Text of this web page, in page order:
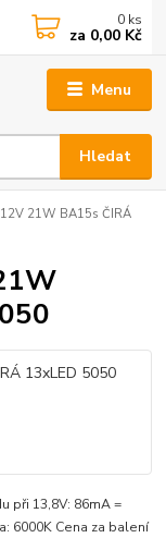
Menu
Hledat
0 ks
za 0,00 Kč
21W BA15s ČIRÁ
při 13,8V: 86mA =
6000K Cena za balení